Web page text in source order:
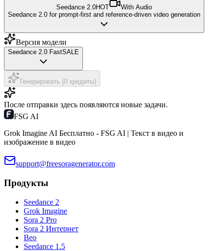
Seedance 2.0HOT
With Audio
Seedance 2.0 for prompt-first and reference-driven video generation
Версия модели
Seedance 2.0 FastSALE
Генерировать (0 кредиты)
После отправки здесь появляются новые задачи.
FSG AI
Grok Imagine AI Бесплатно - FSG AI | Текст в видео и
изображение в видео
support@freesoragenerator.com
Продукты
Seedance 2
Grok Imagine
Sora 2 Pro
Sora 2 Интернет
Вео
Seedance 1.5